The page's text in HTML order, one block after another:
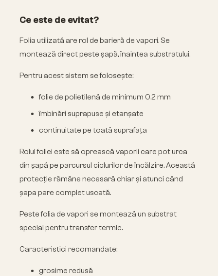
Ce este de evitat?
Folia utilizată are rol de barieră de vapori. Se
montează direct peste șapă, înaintea substratului.
Pentru acest sistem se folosește:
folie de polietilenă de minimum 0.2 mm
îmbinări suprapuse și etanșate
continuitate pe toată suprafața
Rolul foliei este să oprească vaporii care pot urca
din șapă pe parcursul ciclurilor de încălzire. Această
protecție rămâne necesară chiar și atunci când
șapa pare complet uscată.
Peste folia de vapori se montează un substrat
special pentru transfer termic.
Caracteristici recomandate:
grosime redusă